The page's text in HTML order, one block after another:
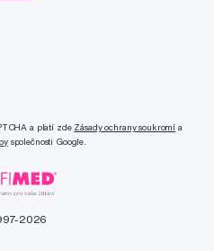
a platí zde Zásady ochrany soukromí a
společnosti Google.
2026